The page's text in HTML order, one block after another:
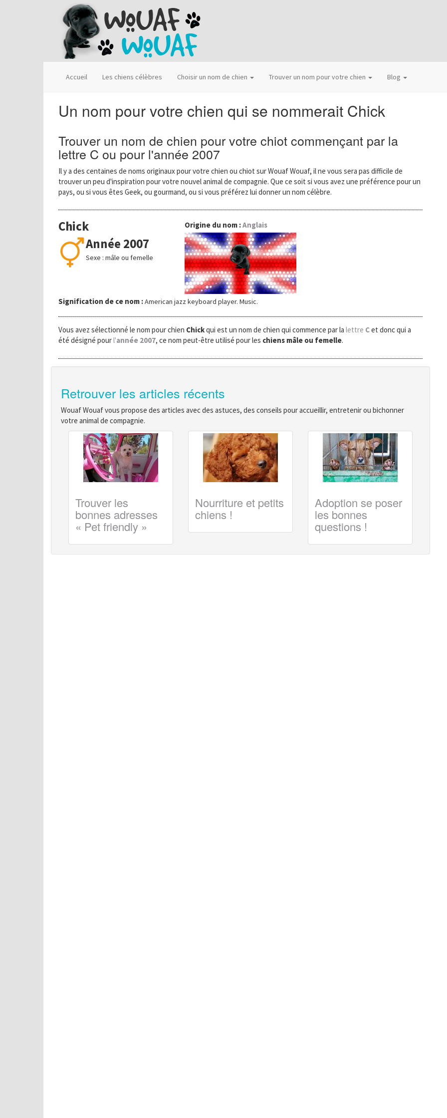
Accueil Les chiens célèbres Choisir un nom de chien Trouver un nom pour votre chien Blog
Un nom pour votre chien qui se nommerait Chick
Trouver un nom de chien pour votre chiot commençant par la
lettre C ou pour l'année 2007
Il y a des centaines de noms originaux pour votre chien ou chiot sur Wouaf Wouaf, il ne vous sera pas difficile de
trouver un peu d'inspiration pour votre nouvel animal de compagnie. Que ce soit si vous avez une préférence pour un
pays, ou si vous êtes Geek, ou gourmand, ou si vous préférez lui donner un nom célèbre.
Chick
Année 2007
Sexe : mâle ou femelle
Origine du nom :Anglais
Signification de ce nom :American jazz keyboard player. Music.
Vous avez sélectionné le nom pour chien Chickqui est un nom de chien qui commence par la lettre Cet donc qui a
été désigné pourl'année 2007, ce nom peut-être utilisé pour les chiens mâle ou femelle.
Retrouver les articles récents
Wouaf Wouaf vous propose des articles avec des astuces, des conseils pour accueillir, entretenir ou bichonner
votre animal de compagnie.
Trouver les
bonnes adresses
« Pet friendly »
Nourriture et petits
chiens !
Adoption se poser
les bonnes
questions !